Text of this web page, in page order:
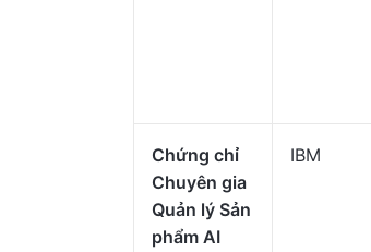
Chứng chỉ
Chuyên gia
Quản lý Sản
phẩm AI
IBM